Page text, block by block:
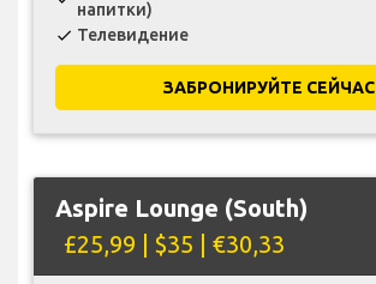
напитки)
check Телевидение
ЗАБРОНИРУЙТЕ СЕЙЧАС
Aspire Lounge (South)
£25,99 | $35 | €30,33